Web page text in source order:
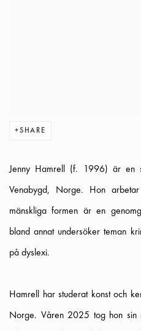
SHARE
Jenny Hamrell (f. 1996) är en
Venabygd, Norge. Hon
mänskliga formen är en
bland annat undersöker teman
på dyslexi.
Hamrell har studerat konst och
Norge. Våren 2025 tog hon sin